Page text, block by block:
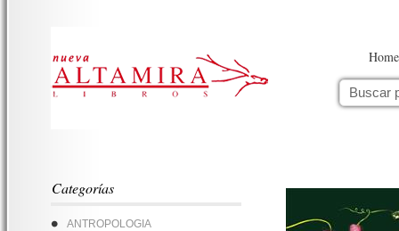
Home
Categorías
ANTROPOLOGIA